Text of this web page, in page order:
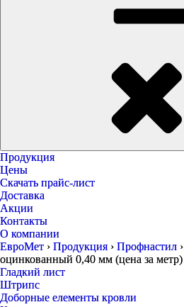
Продукция
Цены
Скачать прайс-лист
Доставка
Акции
Контакты
О компании
ЕвроМет › Продукция › Профнастил ›
оцинкованный 0,40 мм (цена за метр)
Гладкий лист
Штрипс
Доборные елементы кровли